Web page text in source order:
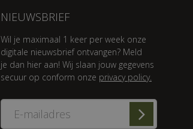
NIEUWSBRIEF
Wil je maximaal 1 keer per week onze
digitale nieuwsbrief ontvangen? Meld
je dan hier aan! Wij slaan jouw gegevens
secuur op conform onze privacy policy.